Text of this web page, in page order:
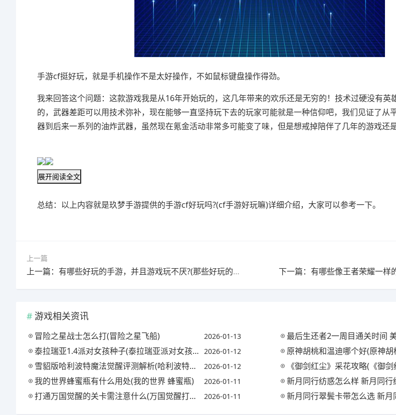
手游cf挺好玩，就是手机操作不是太好操作，不如鼠标键盘操作得劲。
我来回答这个问题：这款游戏我是从16年开始玩的，这几年带来的欢乐还是无穷的！技术过硬没有英
的，武器差距可以用技术弥补，现在能够一直坚持玩下去的玩家可能就是一种信仰吧，我们见证了从
器到后来一系列的油炸武器，虽然现在氪金活动非常多可能变了味，但是想戒掉陪伴了几年的游戏还
展开阅读全文
总结：以上内容就是玖梦手游提供的手游cf好玩吗?(cf手游好玩嘛)详细介绍，大家可以参考一下。
上一篇
上一篇：有哪些好玩的手游，并且游戏玩不厌?(那些好玩的手游)
游戏相关资讯
冒险之星战士怎么打(冒险之星飞船) 2026-01-13 最后生还者2一周目通关时间 美国末日2游戏时长是多少
泰拉瑞亚1.4派对女孩种子(泰拉瑞亚派对女孩原型) 2026-01-12 原神胡桃和温迪哪个好(原神
雪貂版哈利波特魔法觉醒评测解析(哈利波特魔法觉醒雪球) 2026-01-12 《御剑红尘》采花攻略(《御剑红尘
我的世界蜂蜜瓶有什么用处(我的世界 蜂蜜瓶) 2026-01-11 新月同行纺惑怎么样 新月同行
打通万国觉醒的关卡需注意什么(万国觉醒打关卡有什么用) 2026-01-11 新月同行翠鬓卡带怎么选 新月同行